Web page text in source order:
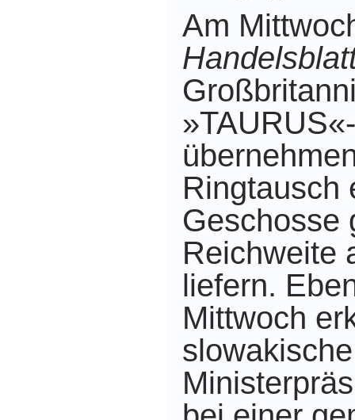
Am
Ringtausch
Geschosse
Reichweite
liefern.
Mittwoch
slowakische